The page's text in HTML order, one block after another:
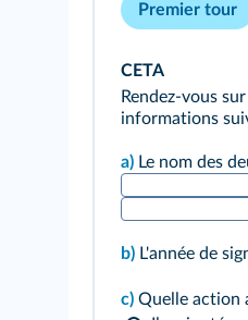
Premier tour
CETA
Rendez‑vous
informations
a) Le nom des
b) L'année de
c) Quelle action